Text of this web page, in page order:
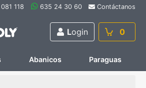
081 118 635 24 30 60 Contáctanos
Login 0
Abanicos Paraguas